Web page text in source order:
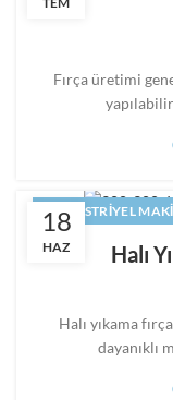
HALI
HALI YIKAMA
MAKINE
Fırça üretimi
18
HAZ
ENDÜSTRIYEL
HALI YIKAMA
Halı
Halı yıkama
dayanıklı